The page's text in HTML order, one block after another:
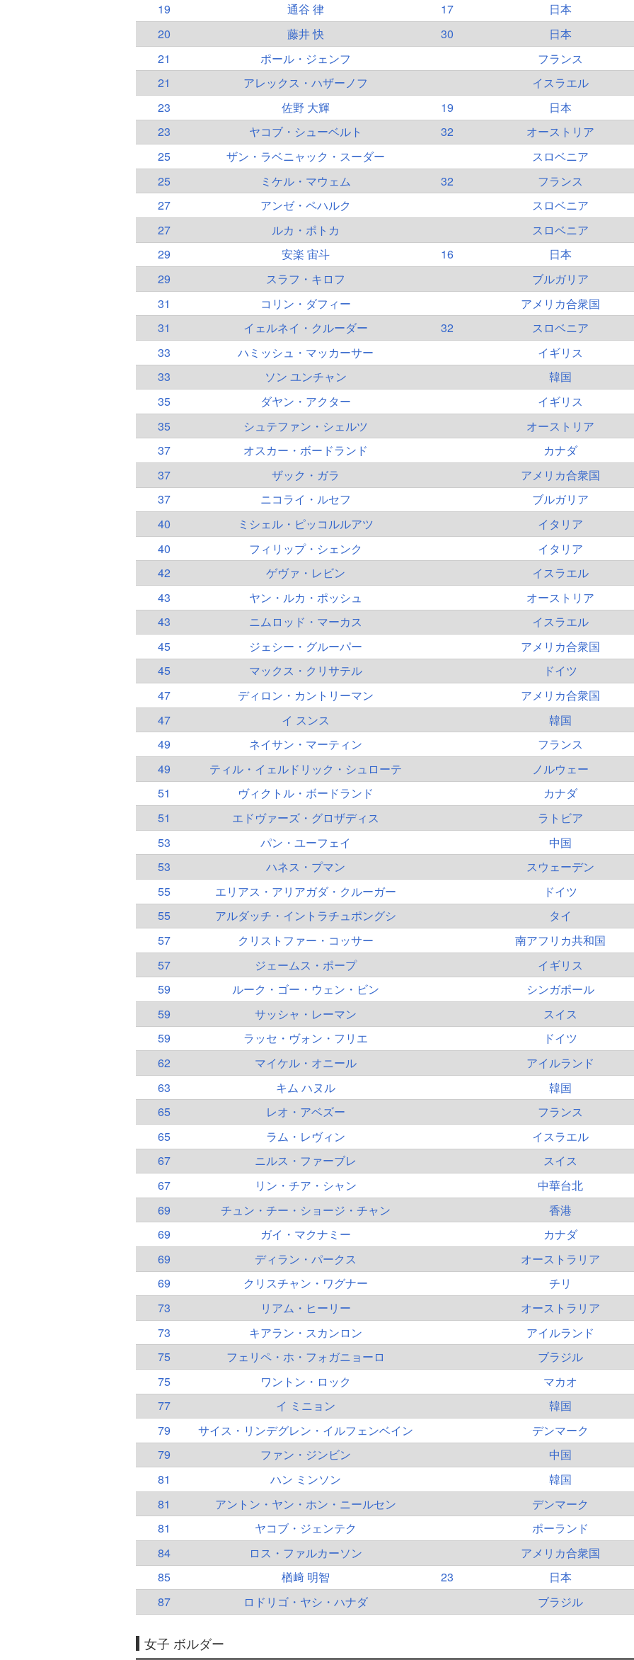
19
通谷 律 17
日本
20
藤井 快 30
日本
21
ポール・ジェンフ
フランス
21
アレックス・ハザーノフ
イスラエル
23
佐野 大輝 19
日本
23
ヤコブ・シューベルト 32
オーストリア
25
ザン・ラベニャック・スーダー
スロベニア
25
ミケル・マウェム 32
フランス
27
アンゼ・ペハルク
スロベニア
27
ルカ・ポトカ
スロベニア
29
安楽 宙斗 16
日本
29
スラフ・キロフ
ブルガリア
31
コリン・ダフィー
アメリカ合衆国
31
イェルネイ・クルーダー 32
スロベニア
33
ハミッシュ・マッカーサー
イギリス
33
ソン ユンチャン
韓国
35
ダヤン・アクター
イギリス
35
シュテファン・シェルツ
オーストリア
37
オスカー・ボードランド
カナダ
37
ザック・ガラ
アメリカ合衆国
37
ニコライ・ルセフ
ブルガリア
40
ミシェル・ピッコルルアツ
イタリア
40
フィリップ・シェンク
イタリア
42
ゲヴァ・レビン
イスラエル
43
ヤン・ルカ・ポッシュ
オーストリア
43
ニムロッド・マーカス
イスラエル
45
ジェシー・グルーパー
アメリカ合衆国
45
マックス・クリサテル
ドイツ
47
ディロン・カントリーマン
アメリカ合衆国
47
イ スンス
韓国
49
ネイサン・マーティン
フランス
49
ティル・イェルドリック・シュローテ
ノルウェー
51
ヴィクトル・ボードランド
カナダ
51
エドヴァーズ・グロザディス
ラトビア
53
パン・ユーフェイ
中国
53
ハネス・プマン
スウェーデン
55
エリアス・アリアガダ・クルーガー
ドイツ
55
アルダッチ・イントラチュポングシ
タイ
57
クリストファー・コッサー
南アフリカ共和国
57
ジェームス・ポープ
イギリス
59
ルーク・ゴー・ウェン・ビン
シンガポール
59
サッシャ・レーマン
スイス
59
ラッセ・ヴォン・フリエ
ドイツ
62
マイケル・オニール
アイルランド
63
キム ハヌル
韓国
65
レオ・アベズー
フランス
65
ラム・レヴィン
イスラエル
67
ニルス・ファーブレ
スイス
67
リン・チア・シャン
中華台北
69
チュン・チー・ショージ・チャン
香港
69
ガイ・マクナミー
カナダ
69
ディラン・パークス
オーストラリア
69
クリスチャン・ワグナー
チリ
73
リアム・ヒーリー
オーストラリア
73
キアラン・スカンロン
アイルランド
75
フェリペ・ホ・フォガニョーロ
ブラジル
75
ワントン・ロック
マカオ
77
イ ミニョン
韓国
79
サイス・リンデグレン・イルフェンベイン
デンマーク
79
ファン・ジンビン
中国
81
ハン ミンソン
韓国
81
アントン・ヤン・ホン・ニールセン
デンマーク
81
ヤコブ・ジェンテク
ポーランド
84
ロス・ファルカーソン
アメリカ合衆国
85
楢﨑 明智 23
日本
87
ロドリゴ・ヤシ・ハナダ ブラジル
女子 ボルダー